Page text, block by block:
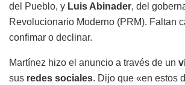
del Pueblo, y Luis Abinader, del
Revolucionario Moderno (PRM). Faltan
confimar o declinar.
Martínez hizo el anuncio a través de un
sus redes sociales. Dijo que «en estos